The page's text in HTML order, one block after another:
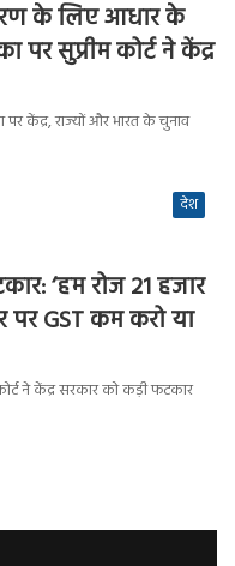
के लिए आधार के
पर सुप्रीम कोर्ट ने केंद्र
केंद्र, राज्यों और भारत के चुनाव
देश
‘हम रोज 21 हजार
GST कम करो या
ने केंद्र सरकार को कड़ी फटकार